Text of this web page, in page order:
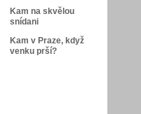
Kam na skvělou
snídani
Kam v Praze, když
venku prší?